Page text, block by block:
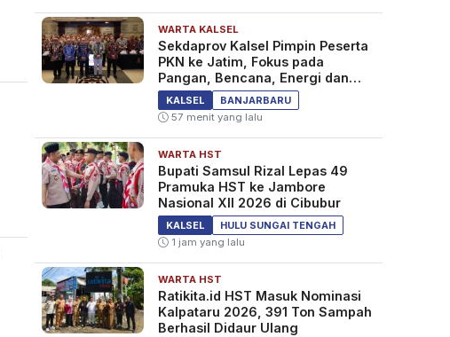
WARTA KALSEL
Sekdaprov Kalsel Pimpin Peserta
PKN ke Jatim, Fokus pada
Pangan, Bencana, Energi dan
Ekonomi
KALSEL
BANJARBARU
57 menit yang lalu
WARTA HST
Bupati Samsul Rizal Lepas 49
Pramuka HST ke Jambore
Nasional XII 2026 di Cibubur
KALSEL
HULU SUNGAI TENGAH
1 jam yang lalu
WARTA HST
Ratikita.id HST Masuk Nominasi
Kalpataru 2026, 391 Ton Sampah
Berhasil Didaur Ulang